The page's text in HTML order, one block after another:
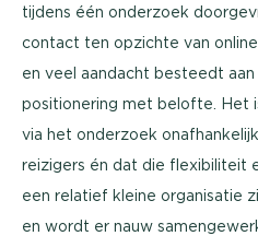
tijdens één onderzoek
contact ten opzichte van
en veel aandacht besteedt
positionering met belofte. Het
via het onderzoek
reizigers én dat die flexibiliteit
een relatief kleine organisatie
en wordt er nauw